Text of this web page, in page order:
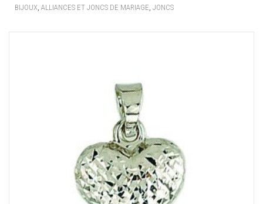
BIJOUX ALLIANCES ET JONCS DE MARIAGE JONCS